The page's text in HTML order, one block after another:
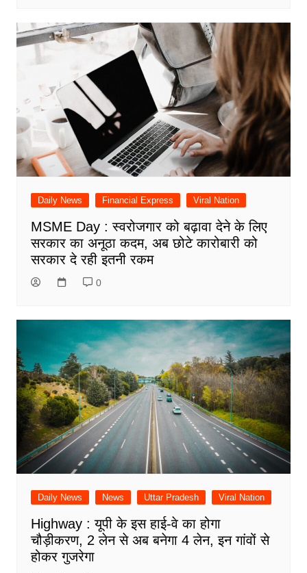
Daily News Financial Express Viral Nation
MSME Day : स्वरोजगार को बढ़ावा देने के लिए
सरकार का अनूठा कदम, अब छोटे कारोबारी को
सरकार दे रही इतनी रकम
0
Daily News News Uttar Pradesh Viral Nation
Highway : यूपी के इस हाई-वे का होगा
चौड़ीकरण, 2 लेन से अब बनेगा 4 लेन, इन गांवों से
होकर गुजरेगा